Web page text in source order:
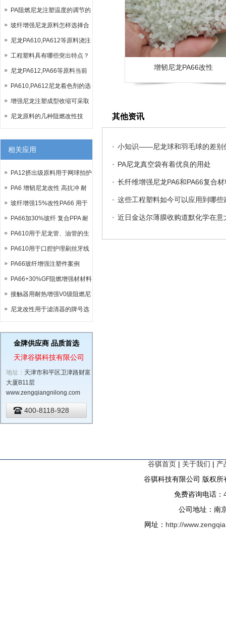
PA阻燃尼龙注塑温度的调节的
一些问题
玻纤增强尼龙原料怎样选择合
适的增韧剂？
尼龙PA610,PA612等原料浇注
系统的组成
工程塑料具有哪些突出特点？
尼龙PA612,PA66等原料当前
的改性方法
PA610,PA612尼龙着色剂的选
择类型
增强尼龙注塑成型收缩可采取
的措施
尼龙原料的几种阻燃改性技
相关应用
PA12挤出级原料用于网球拍护
套
PA6 增韧尼龙改性 高抗冲 耐
低温-40°
玻纤增强15%改性PA66 用于
链条加工 机械性能稳定
PA66加30%玻纤 复合PPA 耐
高温尼龙 熔点达290°
PA610用于尼龙管、油管的生
产加工
PA610用于口腔护理刷丝牙线
PA66玻纤增强注塑件案例
PA66+30%GF阻燃增强材材料
用于电动汽车充电口
接触器用耐热增强V0级阻燃尼
龙PA6
尼龙改性用于滤清器的牌号选
金牌供应商 品质首选
天津谷骐科技有限公司
地址： 天津市和平区卫津路财富
大厦B11层
www.zengqiangnilong.com
400-8118-928
增韧尼龙PA66改性
其他资讯
小知识——尼龙球和羽毛球的差别
PA尼龙真空袋有着优良的用处
长纤维增强尼龙PA6和PA66复合
这些工程塑料如今可以应用到哪些
近日金达尔薄膜收购道默化学在意
谷骐首页 | 关于我们 | 产
谷骐科技有限公司 版权
免费咨询电话：
公司地址：南
网址： http://